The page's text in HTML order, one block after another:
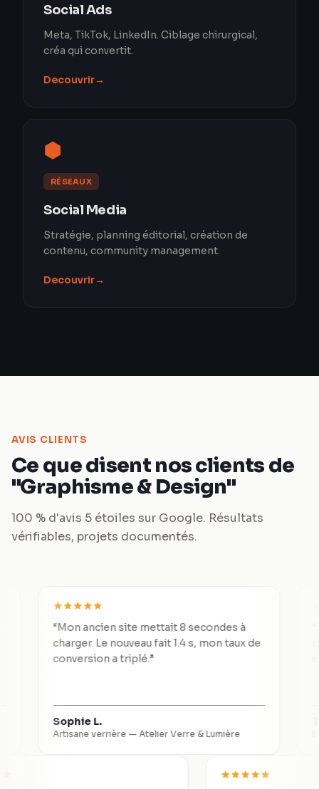
Social Ads
Meta, TikTok, LinkedIn. Ciblage chirurgical,
créa qui convertit.
Decouvrir→
⬢
RÉSEAUX
Social Media
Stratégie, planning éditorial, création de
contenu, community management.
Decouvrir→
AVIS CLIENTS
Ce que disent nos clients de
"Graphisme & Design"
100 % d'avis 5 étoiles sur Google. Résultats
vérifiables, projets documentés.
Mon ancien site mettait 8 secondes à
charger. Le nouveau fait 1.4 s, mon taux de
conversion a triplé.”
Sophie L.
Artisane verrière—Atelier Verre & Lumière